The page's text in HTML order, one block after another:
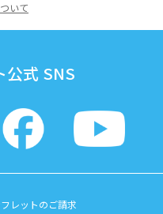
いて
公式 SNS
レットのご請求